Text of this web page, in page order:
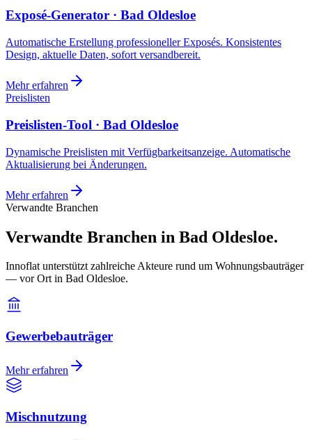
Exposé-Generator · Bad Oldesloe
Automatische Erstellung professioneller Exposés. Konsistentes
Design, aktuelle Daten, sofort versandbereit.
Mehr erfahren
Preislisten
Preislisten-Tool · Bad Oldesloe
Dynamische Preislisten mit Verfügbarkeitsanzeige. Automatische
Aktualisierung bei Änderungen.
Mehr erfahren
Verwandte Branchen
Verwandte Branchen in Bad Oldesloe.
Innoflat unterstützt zahlreiche Akteure rund um Wohnungsbauträger
— vor Ort in Bad Oldesloe.
Gewerbebauträger
Mehr erfahren
Mischnutzung